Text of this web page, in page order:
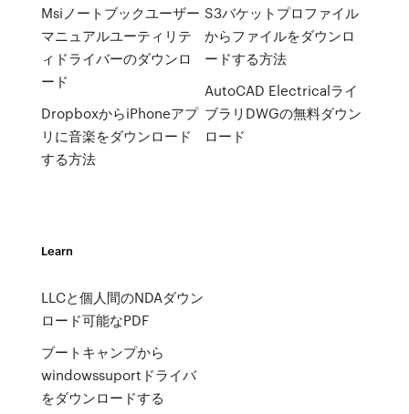
Msiノートブックユーザー
マニュアルユーティリテ
ィドライバーのダウンロ
ード
DropboxからiPhoneアプ
リに音楽をダウンロード
する方法
S3バケットプロファイル
からファイルをダウンロ
ードする方法
AutoCAD Electricalライ
ブラリDWGの無料ダウン
ロード
Learn
LLCと個人間のNDAダウン
ロード可能なPDF
ブートキャンプから
windowssuportドライバ
をダウンロードする